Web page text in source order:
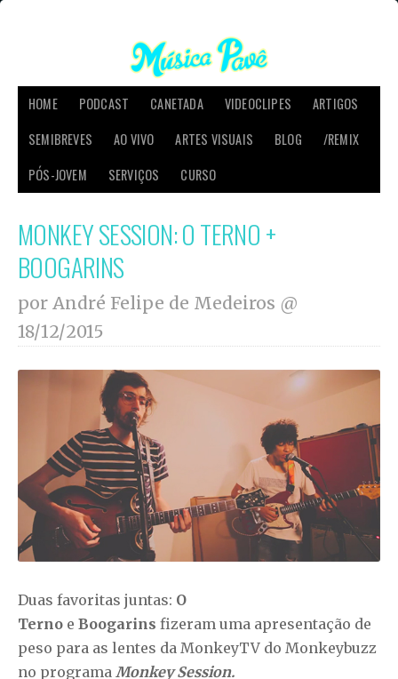
HOME PODCAST CANETADA VIDEOCLIPES
ARTIGOS
SEMIBREVES
AO VIVO ARTES VISUAIS BLOG
/REMIX
PÓS-JOVEM
SERVIÇOS CURSO
MONKEY SESSION: O TERNO +
BOOGARINS
por André Felipe de Medeiros @
18/12/2015
Duas favoritas juntas: O
Terno e Boogarins fizeram uma apresentação de
peso para as lentes da MonkeyTV do Monkeybuzz
no programa Monkey Session.